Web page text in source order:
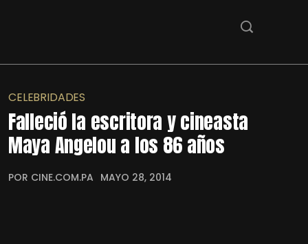
CELEBRIDADES
Falleció la escritora y cineasta
Maya Angelou a los 86 años
POR CINE.COM.PA MAYO 28, 2014